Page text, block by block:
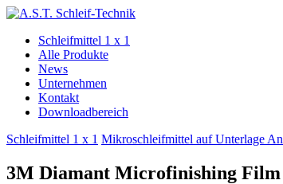
Schleifmittel 1 x 1
Alle Produkte
News
Unternehmen
Kontakt
Downloadbereich
Schleifmittel 1 x 1 Mikroschleifmittel auf Unterlage
3M Diamant Microfinishing Film